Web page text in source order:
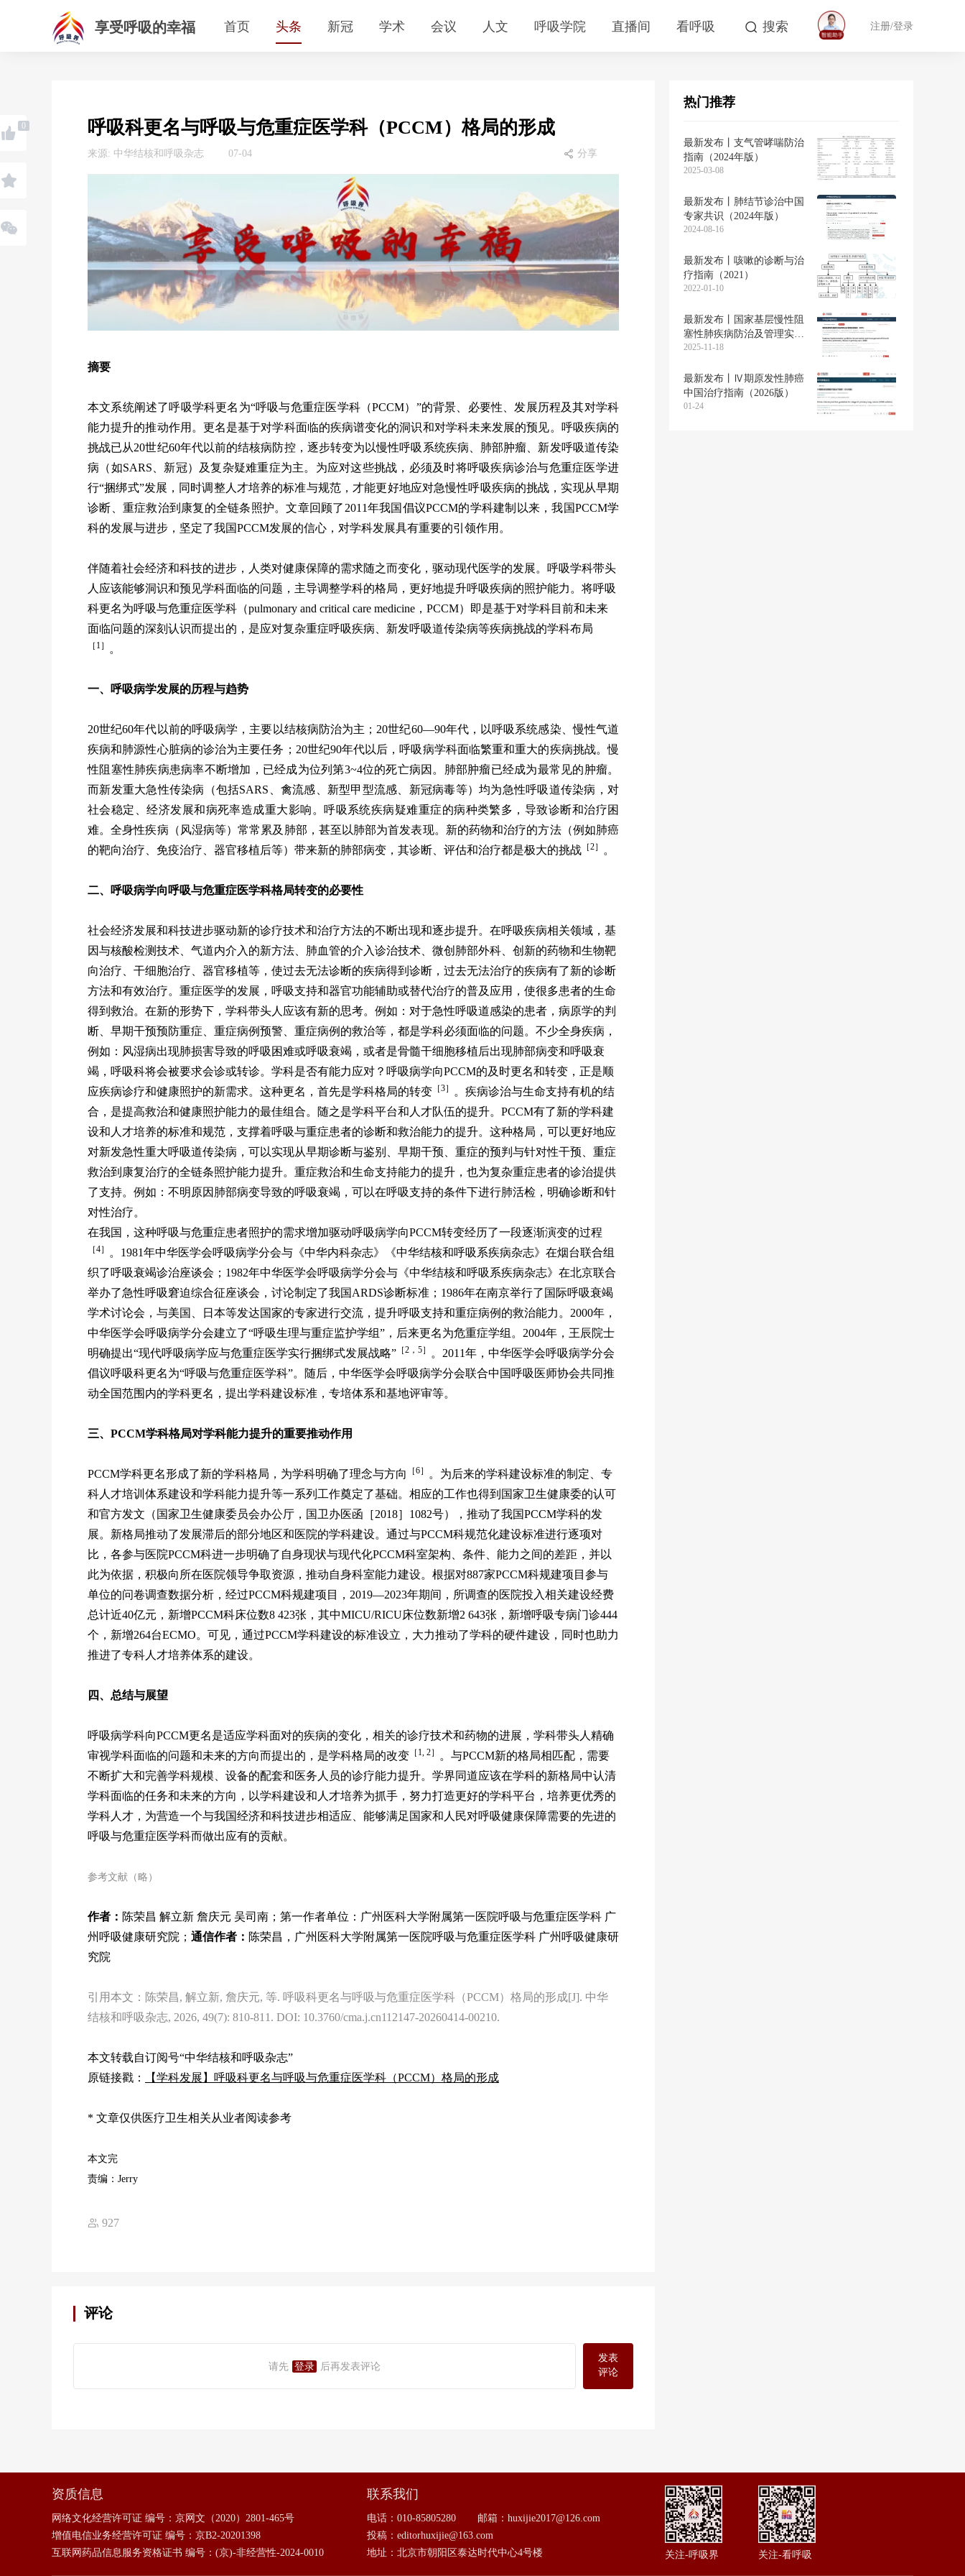
享受呼吸的幸福 首页 头条 新冠 学术 会议 人文 呼吸学院 直播间 看呼吸 搜索 注册/登录
0 呼吸科更名与呼吸与危重症医学科（PCCM）格局的形成
来源: 中华结核和呼吸杂志 07-04 分享
摘要
本文系统阐述了呼吸学科更名为“呼吸与危重症医学科（PCCM）”的背景、必要性、发展历程及其对学科
能力提升的推动作用。更名是基于对学科面临的疾病谱变化的洞识和对学科未来发展的预见。呼吸疾病的
挑战已从20世纪60年代以前的结核病防控，逐步转变为以慢性呼吸系统疾病、肺部肿瘤、新发呼吸道传染
病（如SARS、新冠）及复杂疑难重症为主。为应对这些挑战，必须及时将呼吸疾病诊治与危重症医学进
行“捆绑式”发展，同时调整人才培养的标准与规范，才能更好地应对急慢性呼吸疾病的挑战，实现从早期
诊断、重症救治到康复的全链条照护。文章回顾了2011年我国倡议PCCM的学科建制以来，我国PCCM学
科的发展与进步，坚定了我国PCCM发展的信心，对学科发展具有重要的引领作用。
伴随着社会经济和科技的进步，人类对健康保障的需求随之而变化，驱动现代医学的发展。呼吸学科带头
人应该能够洞识和预见学科面临的问题，主导调整学科的格局，更好地提升呼吸疾病的照护能力。将呼吸
科更名为呼吸与危重症医学科（pulmonary and critical care medicine，PCCM）即是基于对学科目前和未来
面临问题的深刻认识而提出的，是应对复杂重症呼吸疾病、新发呼吸道传染病等疾病挑战的学科布局
［1］ 。
一、呼吸病学发展的历程与趋势
20世纪60年代以前的呼吸病学，主要以结核病防治为主；20世纪60—90年代，以呼吸系统感染、慢性气道
疾病和肺源性心脏病的诊治为主要任务；20世纪90年代以后，呼吸病学科面临繁重和重大的疾病挑战。慢
性阻塞性肺疾病患病率不断增加，已经成为位列第3~4位的死亡病因。肺部肿瘤已经成为最常见的肿瘤。
而新发重大急性传染病（包括SARS、禽流感、新型甲型流感、新冠病毒等）均为急性呼吸道传染病，对
社会稳定、经济发展和病死率造成重大影响。呼吸系统疾病疑难重症的病种类繁多，导致诊断和治疗困
难。全身性疾病（风湿病等）常常累及肺部，甚至以肺部为首发表现。新的药物和治疗的方法（例如肺癌
的靶向治疗、免疫治疗、器官移植后等）带来新的肺部病变，其诊断、评估和治疗都是极大的挑战 ［2］ 。
二、呼吸病学向呼吸与危重症医学科格局转变的必要性
社会经济发展和科技进步驱动新的诊疗技术和治疗方法的不断出现和逐步提升。在呼吸疾病相关领域，基
因与核酸检测技术、气道内介入的新方法、肺血管的介入诊治技术、微创肺部外科、创新的药物和生物靶
向治疗、干细胞治疗、器官移植等，使过去无法诊断的疾病得到诊断，过去无法治疗的疾病有了新的诊断
方法和有效治疗。重症医学的发展，呼吸支持和器官功能辅助或替代治疗的普及应用，使很多患者的生命
得到救治。在新的形势下，学科带头人应该有新的思考。例如：对于急性呼吸道感染的患者，病原学的判
断、早期干预预防重症、重症病例预警、重症病例的救治等，都是学科必须面临的问题。不少全身疾病，
例如：风湿病出现肺损害导致的呼吸困难或呼吸衰竭，或者是骨髓干细胞移植后出现肺部病变和呼吸衰
竭，呼吸科将会被要求会诊或转诊。学科是否有能力应对？呼吸病学向PCCM的及时更名和转变，正是顺
应疾病诊疗和健康照护的新需求。这种更名，首先是学科格局的转变 ［3］
。疾病诊治与生命支持有机的结
合，是提高救治和健康照护能力的最佳组合。随之是学科平台和人才队伍的提升。PCCM有了新的学科建
设和人才培养的标准和规范，支撑着呼吸与重症患者的诊断和救治能力的提升。这种格局，可以更好地应
对新发急性重大呼吸道传染病，可以实现从早期诊断与鉴别、早期干预、重症的预判与针对性干预、重症
救治到康复治疗的全链条照护能力提升。重症救治和生命支持能力的提升，也为复杂重症患者的诊治提供
了支持。例如：不明原因肺部病变导致的呼吸衰竭，可以在呼吸支持的条件下进行肺活检，明确诊断和针
对性治疗。
在我国，这种呼吸与危重症患者照护的需求增加驱动呼吸病学向PCCM转变经历了一段逐渐演变的过程
［4］
。1981年中华医学会呼吸病学分会与《中华内科杂志》《中华结核和呼吸系疾病杂志》在烟台联合组
织了呼吸衰竭诊治座谈会；1982年中华医学会呼吸病学分会与《中华结核和呼吸系疾病杂志》在北京联合
举办了急性呼吸窘迫综合征座谈会，讨论制定了我国ARDS诊断标准；1986年在南京举行了国际呼吸衰竭
学术讨论会，与美国、日本等发达国家的专家进行交流，提升呼吸支持和重症病例的救治能力。2000年，
中华医学会呼吸病学分会建立了“呼吸生理与重症监护学组”，后来更名为危重症学组。2004年，王辰院士
明确提出“现代呼吸病学应与危重症医学实行捆绑式发展战略” ［2，5］
。2011年，中华医学会呼吸病学分会
倡议呼吸科更名为“呼吸与危重症医学科”。随后，中华医学会呼吸病学分会联合中国呼吸医师协会共同推
动全国范围内的学科更名，提出学科建设标准，专培体系和基地评审等。
三、PCCM学科格局对学科能力提升的重要推动作用
PCCM学科更名形成了新的学科格局，为学科明确了理念与方向 ［6］
。为后来的学科建设标准的制定、专
科人才培训体系建设和学科能力提升等一系列工作奠定了基础。相应的工作也得到国家卫生健康委的认可
和官方发文（国家卫生健康委员会办公厅，国卫办医函［2018］1082号），推动了我国PCCM学科的发
展。新格局推动了发展滞后的部分地区和医院的学科建设。通过与PCCM科规范化建设标准进行逐项对
比，各参与医院PCCM科进一步明确了自身现状与现代化PCCM科室架构、条件、能力之间的差距，并以
此为依据，积极向所在医院领导争取资源，推动自身科室能力建设。根据对887家PCCM科规建项目参与
单位的问卷调查数据分析，经过PCCM科规建项目，2019—2023年期间，所调查的医院投入相关建设经费
总计近40亿元，新增PCCM科床位数8 423张，其中MICU/RICU床位数新增2 643张，新增呼吸专病门诊444
个，新增264台ECMO。可见，通过PCCM学科建设的标准设立，大力推动了学科的硬件建设，同时也助力
推进了专科人才培养体系的建设。
四、总结与展望
呼吸病学科向PCCM更名是适应学科面对的疾病的变化，相关的诊疗技术和药物的进展，学科带头人精确
审视学科面临的问题和未来的方向而提出的，是学科格局的改变 ［1, 2］
。与PCCM新的格局相匹配，需要
不断扩大和完善学科规模、设备的配套和医务人员的诊疗能力提升。学界同道应该在学科的新格局中认清
学科面临的任务和未来的方向，以学科建设和人才培养为抓手，努力打造更好的学科平台，培养更优秀的
学科人才，为营造一个与我国经济和科技进步相适应、能够满足国家和人民对呼吸健康保障需要的先进的
呼吸与危重症医学科而做出应有的贡献。
参考文献（略）
作者： 陈荣昌 解立新 詹庆元 吴司南；第一作者单位：广州医科大学附属第一医院呼吸与危重症医学科 广
州呼吸健康研究院； 通信作者： 陈荣昌，广州医科大学附属第一医院呼吸与危重症医学科 广州呼吸健康研
究院
引用本文：陈荣昌, 解立新, 詹庆元, 等. 呼吸科更名与呼吸与危重症医学科（PCCM）格局的形成[J]. 中华
结核和呼吸杂志, 2026, 49(7): 810-811. DOI: 10.3760/cma.j.cn112147-20260414-00210.
本文转载自订阅号“中华结核和呼吸杂志”
原链接戳：
【学科发展】呼吸科更名与呼吸与危重症医学科（PCCM）格局的形成
* 文章仅供医疗卫生相关从业者阅读参考
本文完
责编：Jerry
927
评论
发表
评论
请先 登录 后再发表评论
热门推荐
最新发布丨支气管哮喘防治
指南（2024年版）
2025-03-08
最新发布丨肺结节诊治中国
专家共识（2024年版）
2024-08-16
最新发布丨咳嗽的诊断与治
疗指南（2021）
2022-01-10
最新发布丨国家基层慢性阻
塞性肺疾病防治及管理实施
指南（2025）
2025-11-18
最新发布丨Ⅳ期原发性肺癌
中国治疗指南（2026版）
01-24
资质信息
网络文化经营许可证 编号： 京网文（2020）2801-465号
增值电信业务经营许可证 编号： 京B2-20201398
互联网药品信息服务资格证书 编号： (京)-非经营性-2024-0010
联系我们
电话：010-85805280
邮箱：huxijie2017@126.com
投稿：editorhuxijie@163.com
地址：北京市朝阳区泰达时代中心4号楼
关注-呼吸界 关注-看呼吸